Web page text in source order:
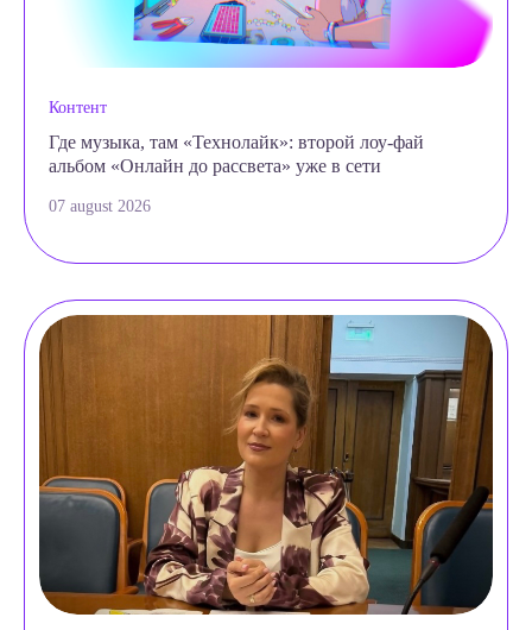
Контент
Где музыка, там «Технолайк»: второй лоу-фай
альбом «Онлайн до рассвета» уже в сети
07 august 2026